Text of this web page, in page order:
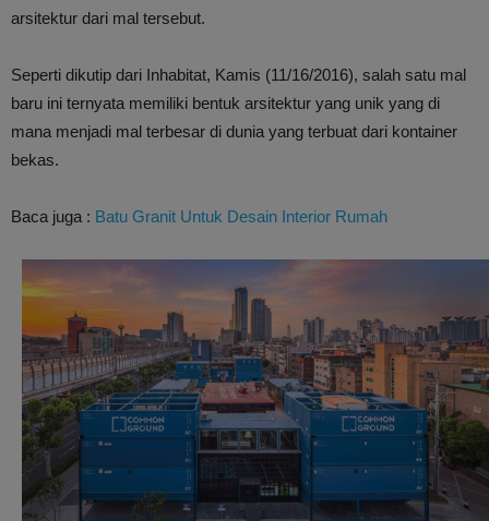
arsitektur dari mal tersebut.
Seperti dikutip dari Inhabitat, Kamis (11/16/2016), salah satu mal
baru ini ternyata memiliki bentuk arsitektur yang unik yang di
mana menjadi mal terbesar di dunia yang terbuat dari kontainer
bekas.
Baca juga : Batu Granit Untuk Desain Interior Rumah